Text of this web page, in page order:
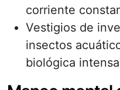
corriente
Vestigios de
insectos
biológica